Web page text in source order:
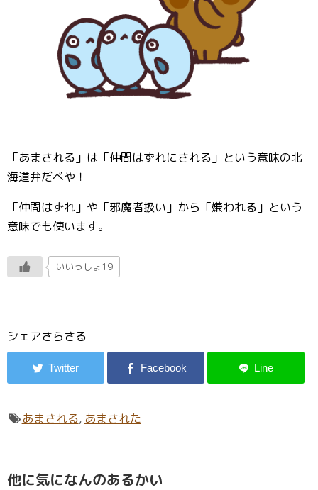
「あまされる」は「仲間はずれにされる」という意味の北
海道弁だべや！
「仲間はずれ」や「邪魔者扱い」から「嫌われる」という
意味でも使います。
いいっしょ19
シェアさらさる
あまされる, あまされた
他に気になんのあるかい